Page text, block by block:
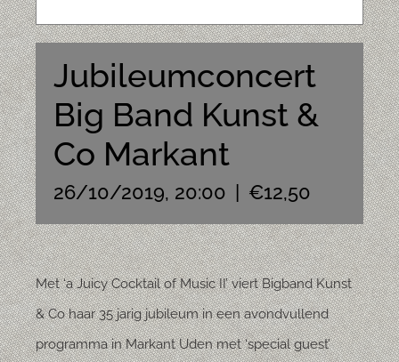
Jubileumconcert
Big Band Kunst &
Co Markant
26/10/2019, 20:00 | €12,50
Met ‘a Juicy Cocktail of Music II’ viert Bigband Kunst
& Co haar 35 jarig jubileum in een avondvullend
programma in Markant Uden met ‘special guest’